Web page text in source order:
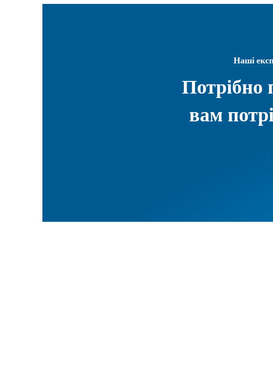
Наші
Потрібно
вам